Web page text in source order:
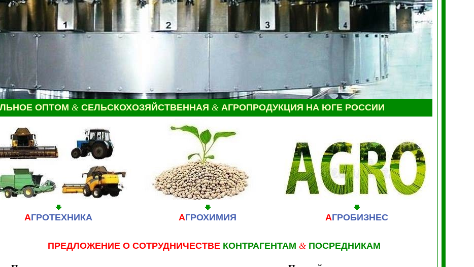
ОПТОМ & СЕЛЬСКОХОЗЯЙСТВЕННАЯ & АГРОПРОДУКЦИЯ НА ЮГЕ РОССИИ
АГРОТЕХНИКА АГРОХИМИЯ АГРОБИЗНЕС
ПРЕДЛОЖЕНИЕ О СОТРУДНИЧЕСТВЕ КОНТРАГЕНТАМ & ПОСРЕДНИКАМ